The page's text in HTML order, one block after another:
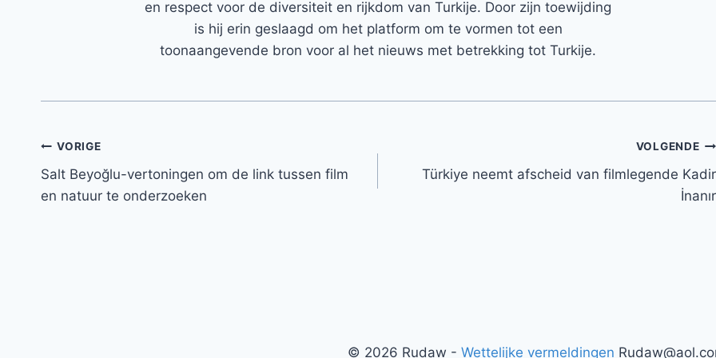
en respect voor de diversiteit en rijkdom van Turkije. Door zijn toewijding
is hij erin geslaagd om het platform om te vormen tot een
toonaangevende bron voor al het nieuws met betrekking tot Turkije.
Bericht
navigatie
VORIGE
Salt Beyoğlu-vertoningen om de link tussen film
en natuur te onderzoeken
VOLGENDE
Türkiye neemt afscheid van filmlegende Kadir
İnanır
© 2026 Rudaw - Wettelijke vermeldingen